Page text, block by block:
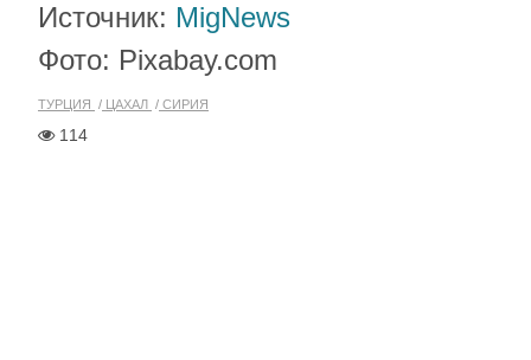
Источник: MigNews
Фото: Pixabay.com
ТУРЦИЯ ЦАХАЛ СИРИЯ
114